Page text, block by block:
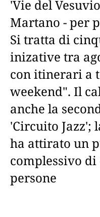
'Vie del
Martano - per
Si tratta di
inizative tra
con itinerari a
weekend". Il
anche la
'Circuito Jazz';
ha attirato un
complessivo
persone